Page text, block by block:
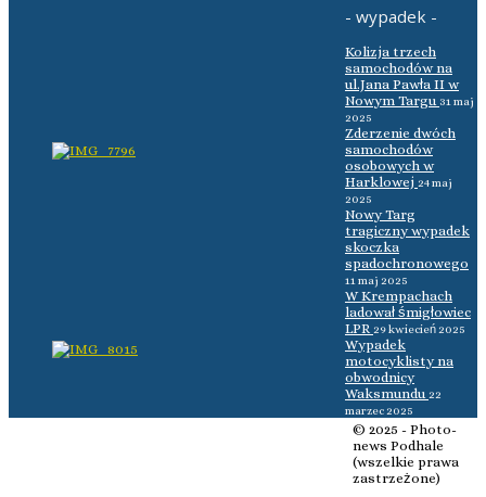
- wypadek -
Kolizja trzech
samochodów na
ul.Jana Pawła II w
Nowym Targu 31 maj
2025
Zderzenie dwóch
samochodów
osobowych w
Harklowej 24 maj
2025
Nowy Targ
tragiczny wypadek
skoczka
spadochronowego
11 maj 2025
W Krempachach
ladował śmigłowiec
LPR 29 kwiecień 2025
Wypadek
motocyklisty na
obwodnicy
Waksmundu 22
marzec 2025
© 2025 - Photo-
news Podhale
(wszelkie prawa
zastrzeżone)